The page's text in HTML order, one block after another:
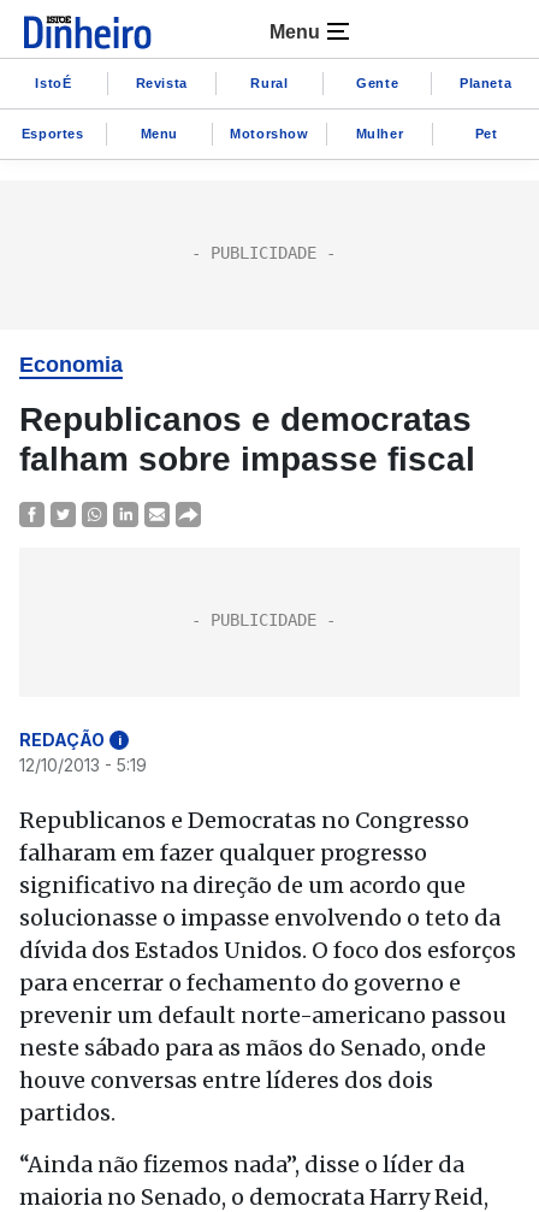
Menu
IstoÉ Revista Rural Gente Planeta
Esportes Menu Motorshow Mulher Pet
Economia
Republicanos e democratas
falham sobre impasse fiscal
REDAÇÃO i
12/10/2013 - 5:19
Republicanos e Democratas no Congresso
falharam em fazer qualquer progresso
significativo na direção de um acordo que
solucionasse o impasse envolvendo o teto da
dívida dos Estados Unidos. O foco dos esforços
para encerrar o fechamento do governo e
prevenir um default norte-americano passou
neste sábado para as mãos do Senado, onde
houve conversas entre líderes dos dois
partidos.
“Ainda não fizemos nada”, disse o líder da
maioria no Senado, o democrata Harry Reid,